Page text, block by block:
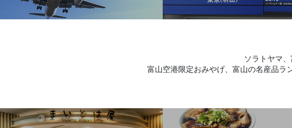
ソラトヤマ
富山空港限定おみやげ、富山の名産品ラ